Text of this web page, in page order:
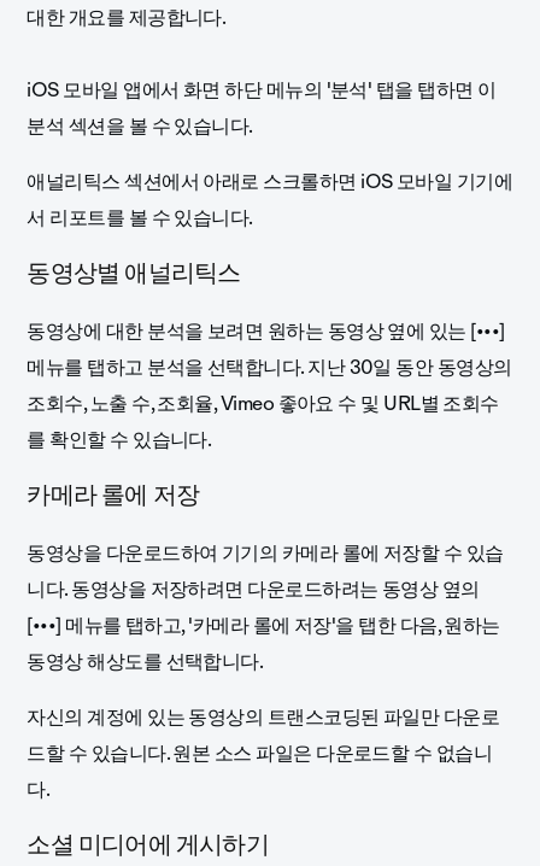
대한 개요를 제공합니다.
iOS 모바일 앱에서 화면 하단 메뉴의 '분석' 탭을 탭하면 이
분석 섹션을 볼 수 있습니다.
애널리틱스 섹션에서 아래로 스크롤하면 iOS 모바일 기기에
서 리포트를 볼 수 있습니다.
동영상별 애널리틱스
동영상에 대한 분석을 보려면 원하는 동영상 옆에 있는 [•••]
메뉴를 탭하고 분석을 선택합니다. 지난 30일 동안 동영상의
조회수, 노출 수, 조회율, Vimeo 좋아요 수 및 URL별 조회수
를 확인할 수 있습니다.
카메라 롤에 저장
동영상을 다운로드하여 기기의 카메라 롤에 저장할 수 있습
니다. 동영상을 저장하려면 다운로드하려는 동영상 옆의
[•••] 메뉴를 탭하고, '카메라 롤에 저장'을 탭한 다음, 원하는
동영상 해상도를 선택합니다.
자신의 계정에 있는 동영상의 트랜스코딩된 파일만 다운로
드할 수 있습니다. 원본 소스 파일은 다운로드할 수 없습니
다.
소셜 미디어에 게시하기